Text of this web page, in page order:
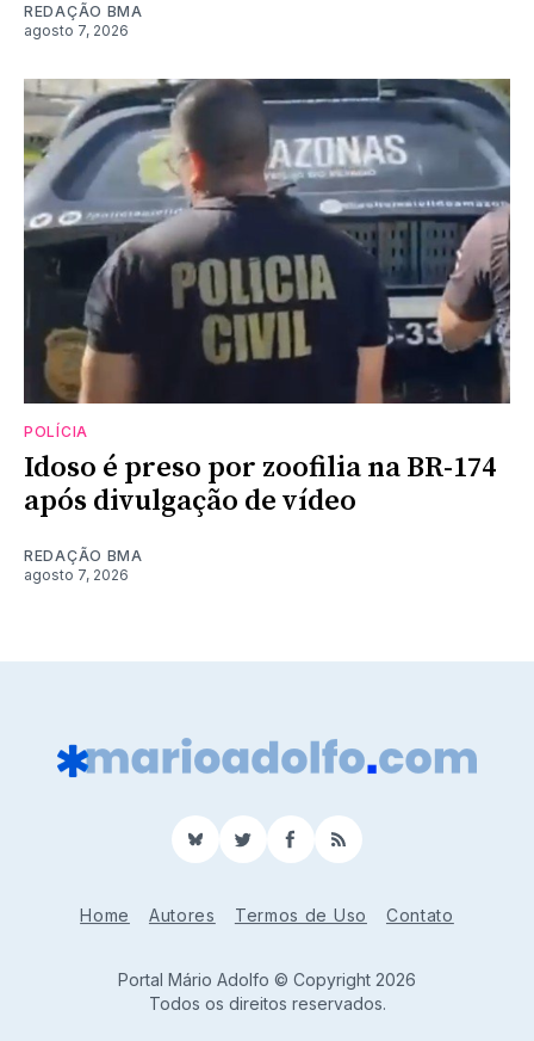
REDAÇÃO BMA
agosto 7, 2026
POLÍCIA
Idoso é preso por zoofilia na BR-174
após divulgação de vídeo
REDAÇÃO BMA
agosto 7, 2026
BlueSkyTwitterFacebook
RSS
Home Autores Termos de Uso Contato
Portal Mário Adolfo © Copyright 2026
Todos os direitos reservados.